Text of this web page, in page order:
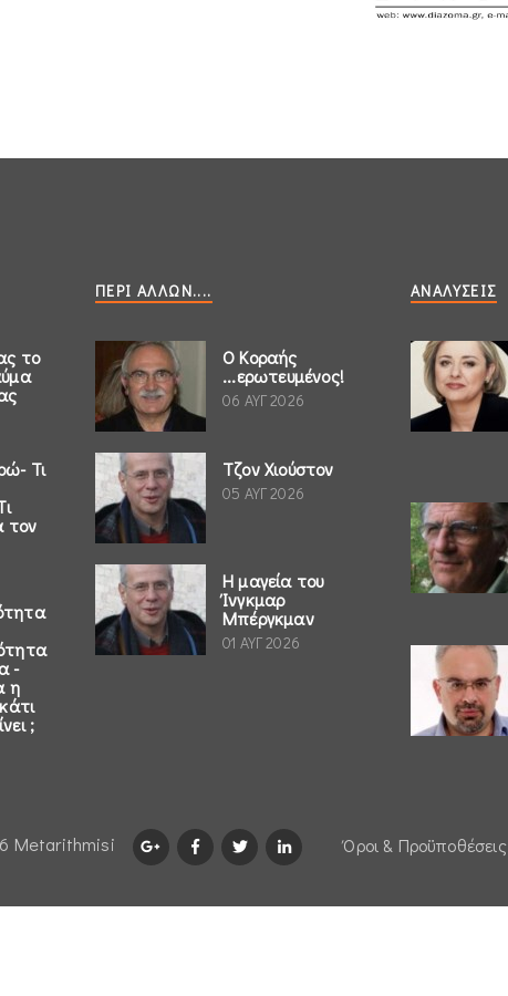
το
Τι
τον
-
η
;
ΠΕΡΊ ΆΛΛΩΝ....
Ο Κοραής
...ερωτευμένος!
06 ΑΥΓ 2026
Τζον Χιούστον
05 ΑΥΓ 2026
Η μαγεία του
Ίνγκμαρ
Μπέργκμαν
01 ΑΥΓ 2026
ΑΝΑΛΎΣΕΙΣ
Όροι & Προϋποθέσεις
Μetarithmisi